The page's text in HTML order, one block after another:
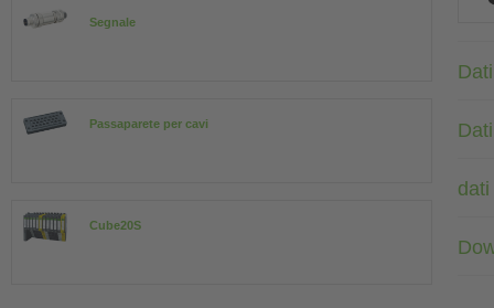
Segnale
Passaparete per cavi
Cube20S